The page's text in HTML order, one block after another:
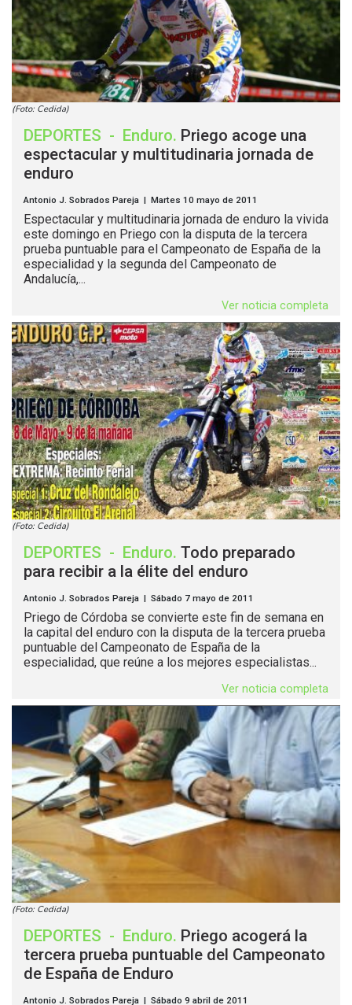
(Foto: Cedida)
DEPORTES - Enduro. Priego acoge una
espectacular y multitudinaria jornada de
enduro
Antonio J. Sobrados Pareja | Martes 10 mayo de 2011
Espectacular y multitudinaria jornada de enduro la vivida
este domingo en Priego con la disputa de la tercera
prueba puntuable para el Campeonato de España de la
especialidad y la segunda del Campeonato de
Andalucía,...
Ver noticia completa
(Foto: Cedida)
DEPORTES - Enduro. Todo preparado
para recibir a la élite del enduro
Antonio J. Sobrados Pareja | Sábado 7 mayo de 2011
Priego de Córdoba se convierte este fin de semana en
la capital del enduro con la disputa de la tercera prueba
puntuable del Campeonato de España de la
especialidad, que reúne a los mejores especialistas...
Ver noticia completa
(Foto: Cedida)
DEPORTES - Enduro. Priego acogerá la
tercera prueba puntuable del Campeonato
de España de Enduro
Antonio J. Sobrados Pareja | Sábado 9 abril de 2011